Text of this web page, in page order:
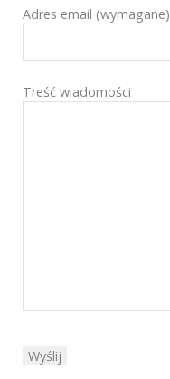
Adres email (wymagane)
Treść wiadomości